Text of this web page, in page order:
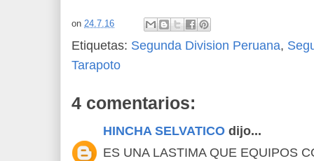
on 24.7.16
Etiquetas: Segunda Division Peruana,
Tarapoto
4 comentarios:
HINCHA SELVATICO dijo...
ES UNA LASTIMA QUE EQUIPOS